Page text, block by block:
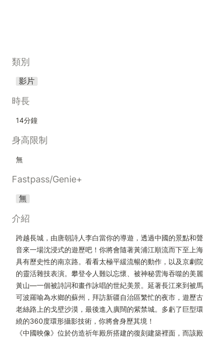
類別
影片
時長
14分鐘
身高限制
無
Fastpass/Genie+
無
介紹
跨越長城，由唐朝詩人李白當你的導遊，透過中國的景點和聲
音來一場沈浸式的遊歷吧！你將會隨著黃浦江順流而下至上海
具有歷史性的南京路。看看太極平緩流暢的動作，以及京劇院
的靈活雜技表演。攀登令人難以忘懷、被神秘雲海吞噬的美麗
黃山—一個被詩詞和畫作詠唱的世紀美景。延著長江來到被馬
可波羅喻為水鄉的蘇州，拜訪新疆自治區繁忙的夜市，遊歷古
老絲路上的戈壁沙漠，最後進入廣闊的紫禁城。多虧了巨型環
繞的360度環形攝影技術，你將會身歷其境！
《中國映像》位於仿造祈年殿所搭建的復刻建築裡面，而該殿